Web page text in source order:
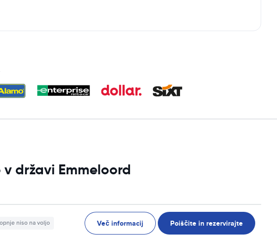
državi Emmeloord
niso na voljo Več informacij Poiščite in rezervirajte